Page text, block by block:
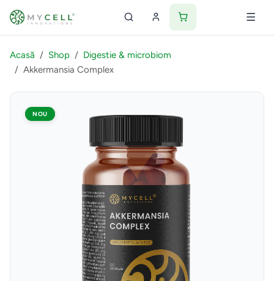
Acasă Shop
Digestie & microbiom
Akkermansia Complex
NOU